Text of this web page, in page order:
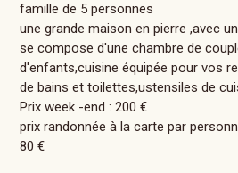
famille de 5 personnes
une grande maison en pierre ,avec
se compose d'une chambre de
d'enfants,cuisine équipée pour vos
de bains et toilettes,ustensiles de
Prix week -end : 200 €
prix randonnée à la carte par
80 €